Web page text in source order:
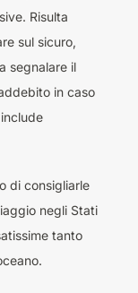
Risulta
sul sicuro,
segnalare il
in caso
di consigliarle
negli Stati
tanto